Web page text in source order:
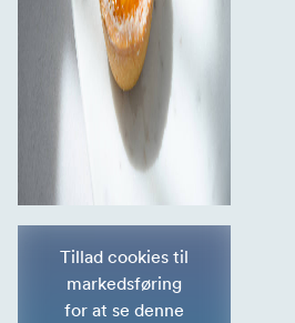
Tillad cookies til
markedsføring
for at se denne